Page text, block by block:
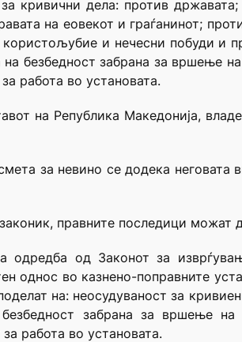
кривични дела: против
на еовекот и граѓанинот;
и нечесни побуди и
безбедност забрана за вршење
работа во установата.
на Република Македонија,
за невино се додека неговата
правните последици можат
одредба од Законот за
однос во казнено-поправните
на: неосудуваност за
забрана за вршење
работа во установата.